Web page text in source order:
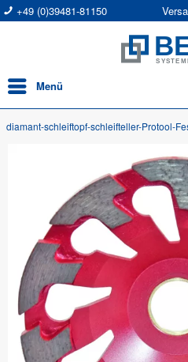
+49 (0)39481-81150
Menü
diamant-schleiftopf-schleifteller-Protool-